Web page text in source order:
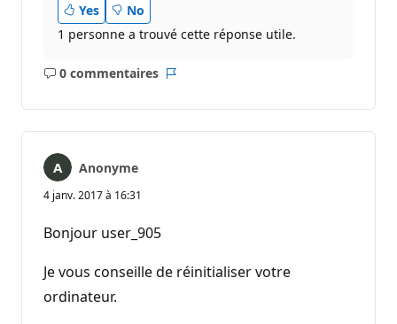
Yes
No
1 personne a trouvé cette réponse utile.
0 commentaires
Aucun
Anonyme
4 janv. 2017 à 16:31
Bonjour user_905
Je vous conseille de réinitialiser votre
ordinateur.